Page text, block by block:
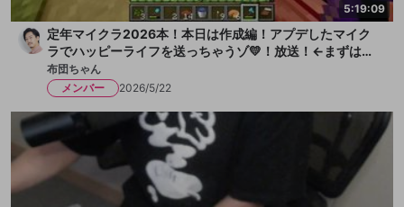
5:19:09
定年マイクラ2026本！本日は作成編！アプデしたマイク
ラでハッピーライフを送っちゃうゾ💛！放送！←まずは水
を一献、そして枇杷ゼリーをちびっと
布団ちゃん
メンバー
2026/5/22